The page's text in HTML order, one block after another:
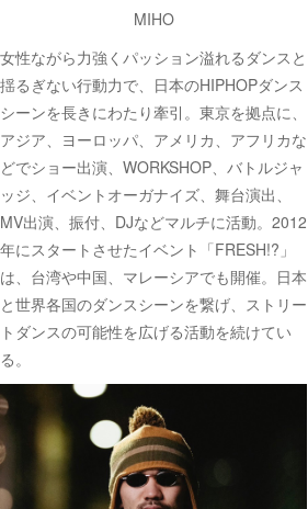
MIHO
女性ながら力強くパッション溢れるダンスと
揺るぎない行動力で、日本のHIPHOPダンス
シーンを長きにわたり牽引。東京を拠点に、
アジア、ヨーロッパ、アメリカ、アフリカな
どでショー出演、WORKSHOP、バトルジャ
ッジ、イベントオーガナイズ、舞台演出、
MV出演、振付、DJなどマルチに活動。2012
年にスタートさせたイベント「FRESH!?」
は、台湾や中国、マレーシアでも開催。日本
と世界各国のダンスシーンを繋げ、ストリー
トダンスの可能性を広げる活動を続けてい
る。